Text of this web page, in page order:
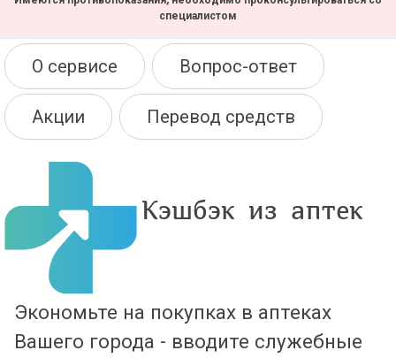
специалистом
О сервисе Вопрос-ответ
Акции Перевод средств
Кэшбэк из аптек
Экономьте на покупках в аптеках
Вашего города - вводите служебные